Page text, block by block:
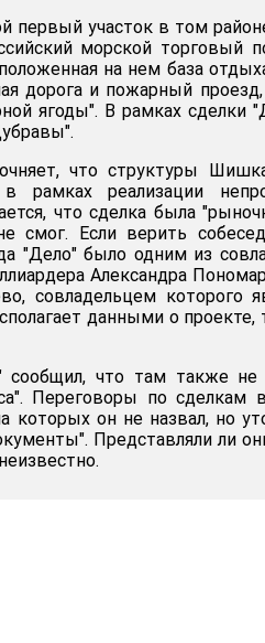
первый участок в том
морской торговый
на нем база
дорога и пожарный
ягоды". В рамках сделки
что структуры
реализации
что сделка была
смог. Если верить
"Дело" было одним из
Александра
совладельцем которого
данными о
сообщил, что там также
Переговоры по сделкам
которых он не назвал, но
Представляли ли